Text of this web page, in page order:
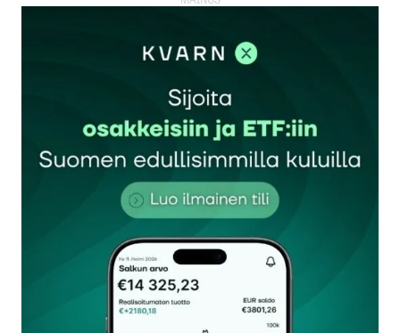
kirjautua
rekisteröityä
Sähköpostiosoitettasi ei julkaista.Pakolliset
kentät on merkitty*
Kommentti*